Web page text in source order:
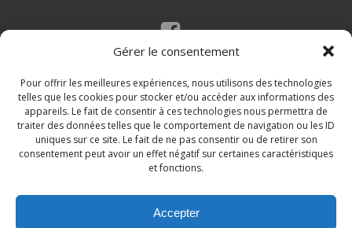
Gérer le consentement
Pour offrir les meilleures expériences, nous utilisons des technologies
telles que les cookies pour stocker et/ou accéder aux informations des
appareils. Le fait de consentir à ces technologies nous permettra de
traiter des données telles que le comportement de navigation ou les ID
uniques sur ce site. Le fait de ne pas consentir ou de retirer son
consentement peut avoir un effet négatif sur certaines caractéristiques
et fonctions.
Accepter